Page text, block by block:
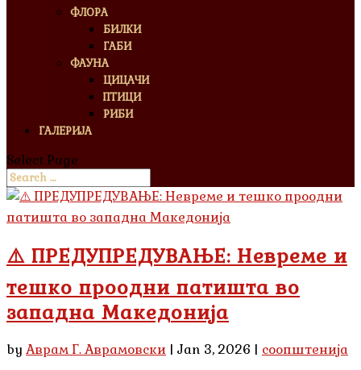
ФЛОРА
БИЛКИ
ГАБИ
ФАУНА
ЦИЦАЧИ
ПТИЦИ
РИБИ
ГАЛЕРИЈА
Select Page
⚠️ ПРЕДУПРЕДУВАЊЕ: Невреме и
тешко проодни патишта во
западна Македонија
by Аврам Г. Аврамовски | Jan 3, 2026 | соопштенија